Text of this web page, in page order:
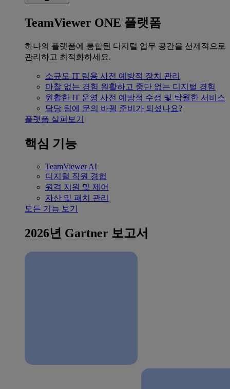
TeamViewer ONE 플랫폼
하나의 플랫폼에 통합된 디지털 업무 공간을 선제적으로
관리하고 최적화하세요.
소규모 IT 팀용 사전 예방적 장치 관리
마찰 없는 경험 원활하고 중단 없는 디지털 경험
원활한 IT 운영 사전 예방적 수정 및 탁월한 서비스
담당 팀에 문의 바뀔 준비가 되셨나요?
플랫폼 살펴보기
핵심 기능
TeamViewer AI
디지털 직원 경험
원격 지원 및 제어
자산 및 패치 관리
모든 기능 보기
2026년 Gartner 보고서